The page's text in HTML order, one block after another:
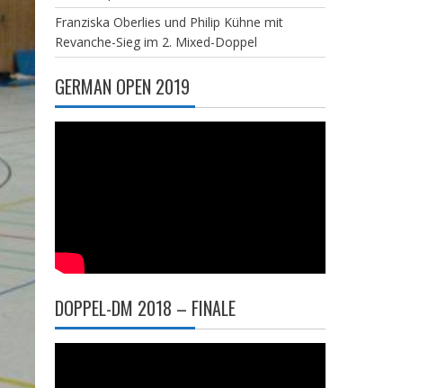
Franziska Oberlies und Philip Kühne mit
Revanche-Sieg im 2. Mixed-Doppel
GERMAN OPEN 2019
DOPPEL-DM 2018 – FINALE